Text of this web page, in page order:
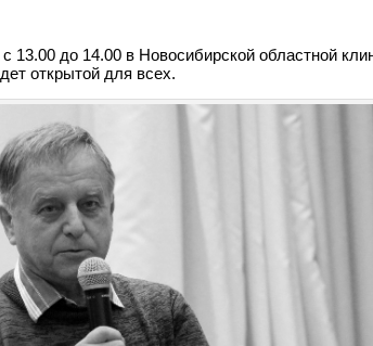
до 14.00 в Новосибирской областной
открытой для всех.